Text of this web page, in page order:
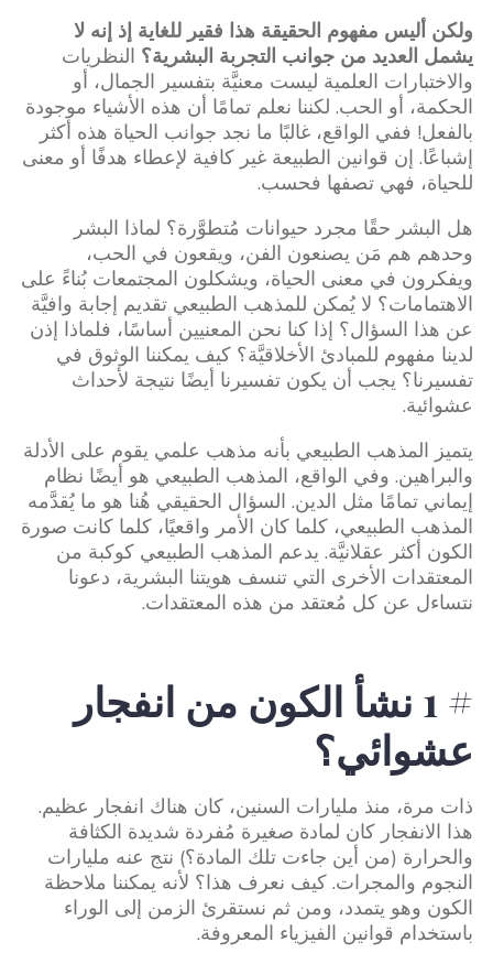
ولكن أليس مفهوم الحقيقة هذا فقير للغاية إذ إنه لا
يشمل العديد من جوانب التجربة البشرية؟ النظريات
والاختبارات العلمية ليست معنيَّة بتفسير الجمال، أو
الحكمة، أو الحب. لكننا نعلم تمامًا أن هذه الأشياء موجودة
بالفعل! ففي الواقع، غالبًا ما نجد جوانب الحياة هذه أكثر
إشباعًا. إن قوانين الطبيعة غير كافية لإعطاء هدفًا أو معنى
للحياة، فهي تصفها فحسب.
هل البشر حقًا مجرد حيوانات مُتطوَّرة؟ لماذا البشر
وحدهم هم مَن يصنعون الفن، ويقعون في الحب،
ويفكرون في معنى الحياة، ويشكلون المجتمعات بُناءً على
الاهتمامات؟ لا يُمكن للمذهب الطبيعي تقديم إجابة وافيَّة
عن هذا السؤال؟ إذا كنا نحن المعنيين أساسًا، فلماذا إذن
لدينا مفهوم للمبادئ الأخلاقيَّة؟ كيف يمكننا الوثوق في
تفسيرنا؟ يجب أن يكون تفسيرنا أيضًا نتيجة لأحداث
عشوائية.
يتميز المذهب الطبيعي بأنه مذهب علمي يقوم على الأدلة
والبراهين. وفي الواقع، المذهب الطبيعي هو أيضًا نظام
إيماني تمامًا مثل الدين. السؤال الحقيقي هُنا هو ما يُقدَّمه
المذهب الطبيعي، كلما كان الأمر واقعيًا، كلما كانت صورة
الكون أكثر عقلانيَّة. يدعم المذهب الطبيعي كوكبة من
المعتقدات الأخرى التي تنسف هويتنا البشرية، دعونا
نتساءل عن كل مُعتقد من هذه المعتقدات.
# 1 نشأ الكون من انفجار
عشوائي؟
ذات مرة، منذ مليارات السنين، كان هناك انفجار عظيم.
هذا الانفجار كان لمادة صغيرة مُفردة شديدة الكثافة
والحرارة (من أين جاءت تلك المادة؟) نتج عنه مليارات
النجوم والمجرات. كيف نعرف هذا؟ لأنه يمكننا ملاحظة
الكون وهو يتمدد، ومن ثم نستقرئ الزمن إلى الوراء
باستخدام قوانين الفيزياء المعروفة.